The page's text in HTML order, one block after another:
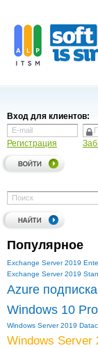
Вход для клиентов:
Регистрация
Популярное
Exchange Server 2019
Exchange Server 2019
Azure
Windows 10
Windows Server 2019
Windows Server